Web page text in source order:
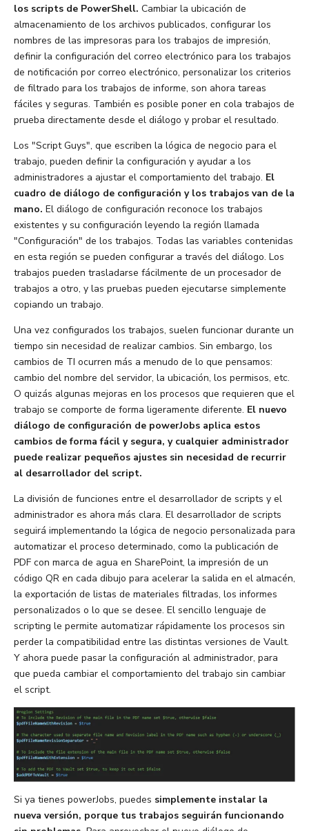
los scripts de PowerShell. Cambiar la ubicación de
almacenamiento de los archivos publicados, configurar los
nombres de las impresoras para los trabajos de impresión,
definir la configuración del correo electrónico para los trabajos
de notificación por correo electrónico, personalizar los criterios
de filtrado para los trabajos de informe, son ahora tareas
fáciles y seguras. También es posible poner en cola trabajos de
prueba directamente desde el diálogo y probar el resultado.
Los "Script Guys", que escriben la lógica de negocio para el
trabajo, pueden definir la configuración y ayudar a los
administradores a ajustar el comportamiento del trabajo. El
cuadro de diálogo de configuración y los trabajos van de la
mano. El diálogo de configuración reconoce los trabajos
existentes y su configuración leyendo la región llamada
"Configuración" de los trabajos. Todas las variables contenidas
en esta región se pueden configurar a través del diálogo. Los
trabajos pueden trasladarse fácilmente de un procesador de
trabajos a otro, y las pruebas pueden ejecutarse simplemente
copiando un trabajo.
Una vez configurados los trabajos, suelen funcionar durante un
tiempo sin necesidad de realizar cambios. Sin embargo, los
cambios de TI ocurren más a menudo de lo que pensamos:
cambio del nombre del servidor, la ubicación, los permisos, etc.
O quizás algunas mejoras en los procesos que requieren que el
trabajo se comporte de forma ligeramente diferente. El nuevo
diálogo de configuración de powerJobs aplica estos
cambios de forma fácil y segura, y cualquier administrador
puede realizar pequeños ajustes sin necesidad de recurrir
al desarrollador del script.
La división de funciones entre el desarrollador de scripts y el
administrador es ahora más clara. El desarrollador de scripts
seguirá implementando la lógica de negocio personalizada para
automatizar el proceso determinado, como la publicación de
PDF con marca de agua en SharePoint, la impresión de un
código QR en cada dibujo para acelerar la salida en el almacén,
la exportación de listas de materiales filtradas, los informes
personalizados o lo que se desee. El sencillo lenguaje de
scripting le permite automatizar rápidamente los procesos sin
perder la compatibilidad entre las distintas versiones de Vault.
Y ahora puede pasar la configuración al administrador, para
que pueda cambiar el comportamiento del trabajo sin cambiar
el script.
Si ya tienes powerJobs, puedes simplemente instalar la
nueva versión, porque tus trabajos seguirán funcionando